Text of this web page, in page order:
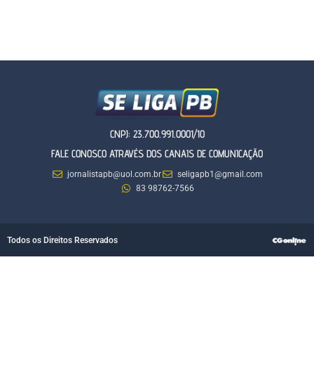
CNPJ: 23.700.991.0001/10
FALE CONOSCO ATRAVÉS DOS CANAIS DE COMUNICAÇÃO
jornalistapb@uol.com.br
seligapb1@gmail.com
83 98762-7566
Todos os Direitos Reservados